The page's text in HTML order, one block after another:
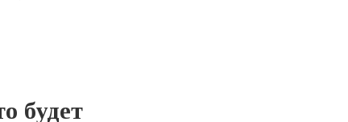
будет